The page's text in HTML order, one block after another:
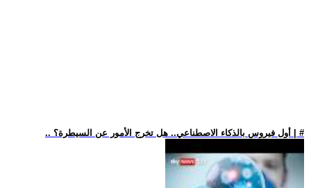
.. أول فيروس بالذكاء الاصطناعي.. هل تخرج الأمور عن السيطرة؟ | #